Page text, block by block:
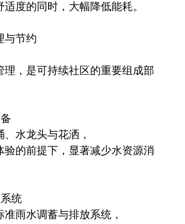
度的同时，大幅降低能耗。
与节约
理，是可持续社区的重要组成部
水龙头与花洒，
验的前提下，显著减少水资源消
统
雨水调蓄与排放系统，